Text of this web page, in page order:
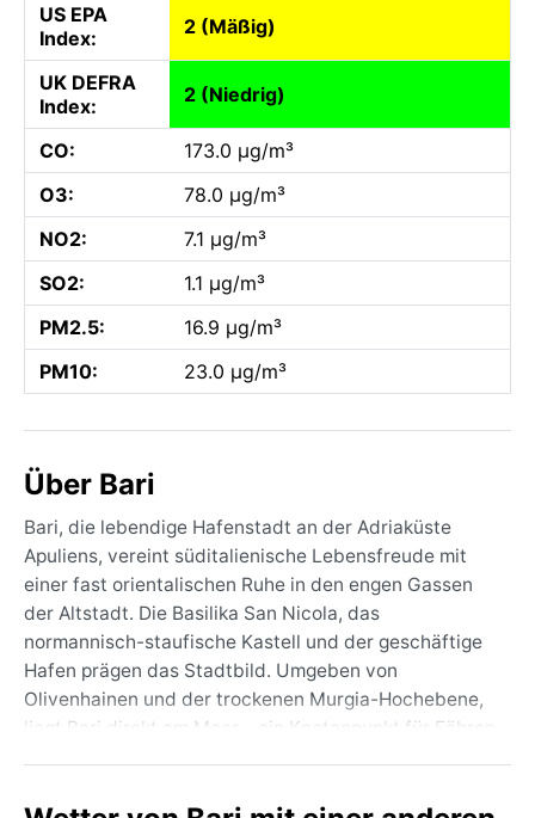
US EPA
Index:
2 (Mäßig)
UK DEFRA
Index:
2 (Niedrig)
CO:
173.0 µg/m³
O3:
78.0 µg/m³
NO2:
7.1 µg/m³
SO2:
1.1 µg/m³
PM2.5:
16.9 µg/m³
PM10:
23.0 µg/m³
Über Bari
Bari, die lebendige Hafenstadt an der Adriaküste
Apuliens, vereint süditalienische Lebensfreude mit
einer fast orientalischen Ruhe in den engen Gassen
der Altstadt. Die Basilika San Nicola, das
normannisch-staufische Kastell und der geschäftige
Hafen prägen das Stadtbild. Umgeben von
Olivenhainen und der trockenen Murgia-Hochebene,
liegt Bari direkt am Meer – ein Knotenpunkt für Fähren
modernem Flair, wobei die berühmte „Lungomare“-